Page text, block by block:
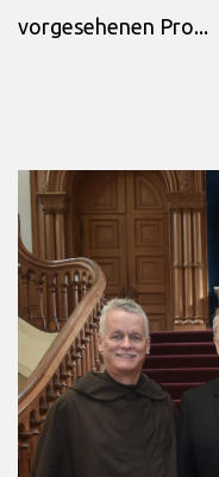
vorgesehenen Pro...